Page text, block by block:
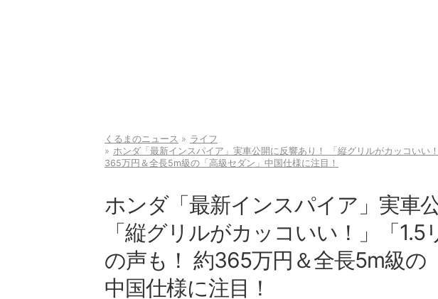
くるまのニュース
ライフ
ホンダ「最新インスパイア」実車公開に反響あり！ 「縦グリルがカッコいい
365万円＆全長5m級の「高級セダン」中国仕様に注目！
ホンダ「最新インスパイア」実車
「縦グリルがカッコいい！」「1.5
の声も！ 約365万円＆全長5m級の
中国仕様に注目！